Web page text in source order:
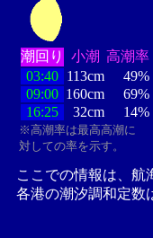
潮回り 小潮 高潮率
03:40 113cm
49%
09:00 160cm
69%
16:25
32cm 14%
※高潮率は最高高潮に
対しての率を示す。
ここでの情報は、航
各港の潮汐調和定数